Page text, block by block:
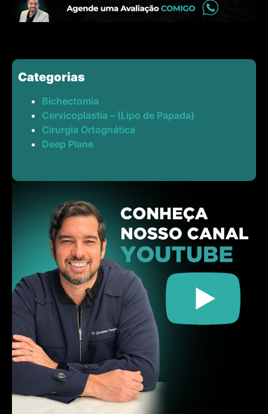
Categorias
Bichectomia
Cervicoplastia – (Lipo de Papada)
Cirurgia Ortognática
Deep Plane